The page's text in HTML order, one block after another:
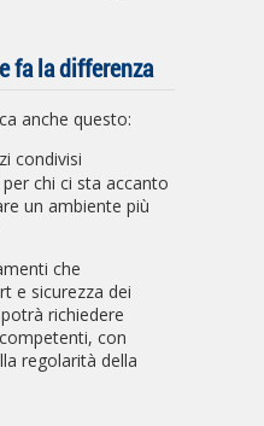
fa la differenza
anche questo:
condivisi
chi ci sta accanto
un ambiente più
che
e sicurezza dei
richiedere
con
regolarità della